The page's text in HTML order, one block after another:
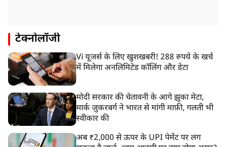
टेक्नोलॉजी
Vi यूजर्स के लिए खुशखबरी! 288 रुपये के खर्च
में मिलेगा अनलिमिटेड कॉलिंग और डेटा
मोदी सरकार की चेतावनी के आगे झुका मेटा,
मार्क ज़ुकरबर्ग ने भारत से मांगी माफ़ी, गलती भी
स्वीकार की
अब ₹2,000 से ऊपर के UPI पेमेंट पर लग